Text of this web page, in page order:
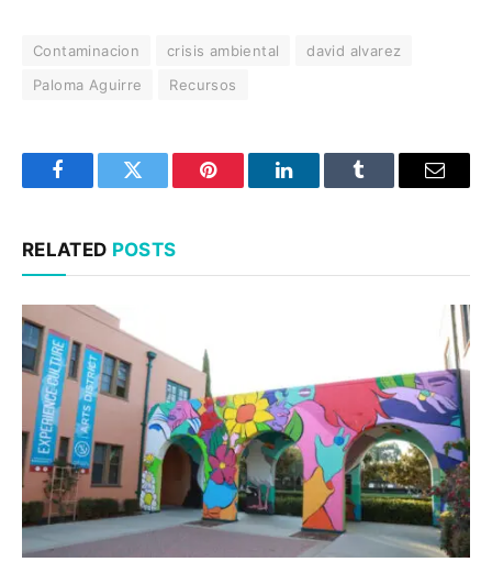
Contaminacion crisis ambiental
david alvarez
Paloma Aguirre
Recursos
FacebookTwitter Pinterest LinkedInTumblr Email
RELATED POSTS